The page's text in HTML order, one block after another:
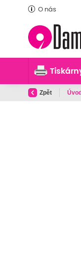
O nás
Zpět Úvod